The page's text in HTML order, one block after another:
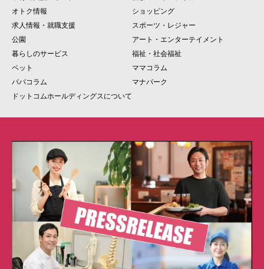
オトク情報
ショッピング
求人情報・就職支援
スポーツ・レジャー
公園
アート・エンターテイメント
暮らしのサービス
福祉・社会福祉
ペット
ママコラム
パパコラム
マナパーク
ドットコムホールディングスについて